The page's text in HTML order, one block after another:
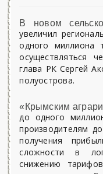
В новом
увеличил
одного миллиона
осуществляться
глава РК Сергей
полуострова.
«Крымским
до одного
производителям
получения
сложности в
снижению